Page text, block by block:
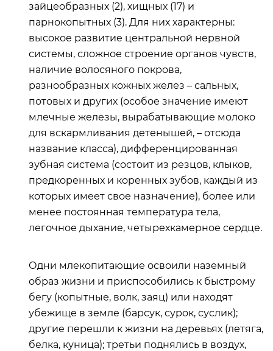
зайцеобразных (2), хищных (17) и
парнокопытных (3). Для них характерны:
высокое развитие центральной нервной
системы, сложное строение органов чувств,
наличие волосяного покрова,
разнообразных кожных желез – сальных,
потовых и других (особое значение имеют
млечные железы, вырабатывающие молоко
для вскармливания детенышей, – отсюда
название класса), дифференцированная
зубная система (состоит из резцов, клыков,
предкоренных и коренных зубов, каждый из
которых имеет свое назначение), более или
менее постоянная температура тела,
легочное дыхание, четырехкамерное сердце.
Одни млекопитающие освоили наземный
образ жизни и приспособились к быстрому
бегу (копытные, волк, заяц) или находят
убежище в земле (барсук, сурок, суслик);
другие перешли к жизни на деревьях (летяга,
белка, куница); третьи поднялись в воздух,